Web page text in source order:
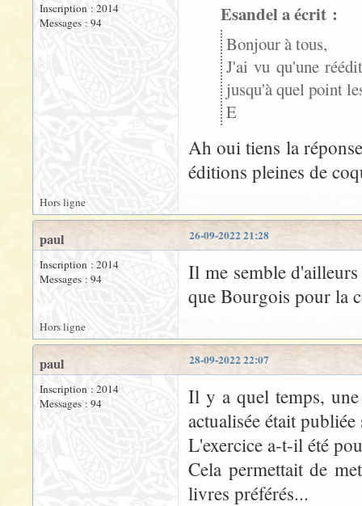
Inscription : 2014
Messages : 94
Esandel a écrit :
Bonjour à tous,
J'ai vu qu'une
jusqu'à quel point
E
Ah oui tiens la
éditions pleines de
Hors ligne
26-09-2022 21:28
paul
Inscription : 2014
Messages : 94
Il me semble
que Bourgois pour la
Hors ligne
28-09-2022 22:07
paul
Inscription : 2014
Messages : 94
Il y a quel temps,
actualisée était
L'exercice a-t-il été
Cela permettait de
livres préférés...